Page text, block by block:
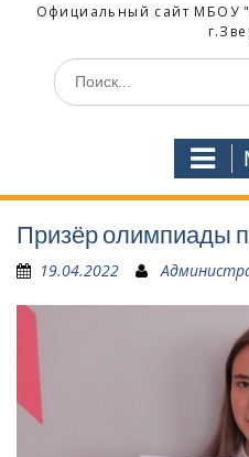
Официальный сайт МБОУ
Search
for:
Призёр олимпиады
19.04.2022